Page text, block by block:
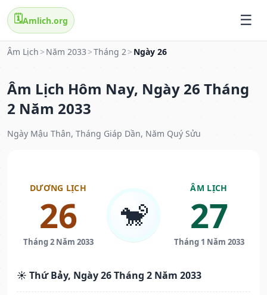
🗓️Amlich.org
Âm Lịch > Năm 2033 >Tháng 2> Ngày 26
Âm Lịch Hôm Nay, Ngày 26 Tháng
2 Năm 2033
Ngày Mậu Thân, Tháng Giáp Dần, Năm Quý Sửu
DƯƠNG LỊCH
26
Tháng 2 Năm 2033
🐒
ÂM LỊCH
27
Tháng 1 Năm 2033
☀️ Thứ Bảy, Ngày 26 Tháng 2 Năm 2033